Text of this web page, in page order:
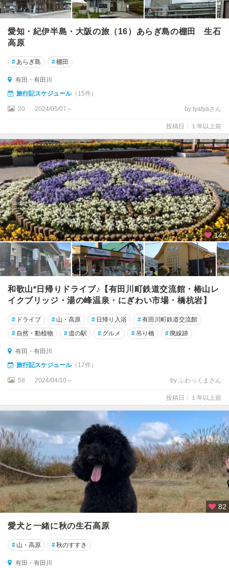
愛知・紀伊半島・大阪の旅（16）あらぎ島の棚田 生石
高原
#あらぎ島 #棚田
有田・有田川
旅行記スケジュール（15件）
20 2024/05/07～ by tyatyaさん
投稿日：１年以上前
142
和歌山*日帰りドライブ♪【有田川町鉄道交流館・椿山レ
イクブリッジ・湯の峰温泉・にぎわい市場・橋杭岩】
# ドライブ # 山・高原 # 日帰り入浴 #有田川町鉄道交流館
# 自然・動植物 #道の駅 # グルメ # 吊り橋 # 廃線跡
有田・有田川
旅行記スケジュール（17件）
58 2024/04/10～ by ふわっくまさん
投稿日：１年以上前
82
愛犬と一緒に秋の生石高原
# 山・高原 #秋のすすき
有田・有田川